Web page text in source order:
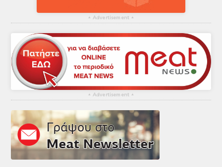
▴ Advertisement ▴
▴ Advertisement ▴